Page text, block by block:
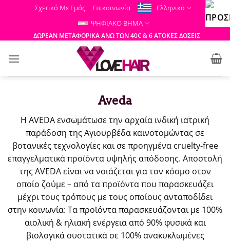
Μετάβαση
περιεχόμενο
Σχετικά Με Εμάς Επικοινωνία
Ελληνικά
ΨΗΦΙΑΚΟ ΒΗΜΑ
ΔΩΡΕΑΝ ΜΕΤΑΦΟΡΙΚΑ ΑΝΩ ΤΩΝ 40€ & 6 ΑΤΟΚΕΣ ΔΟΣΕΙΣ
Aveda
Η AVEDA ενσωμάτωσε την αρχαία ινδική ιατρική
παράδοση της Αγιουρβέδα καινοτομώντας σε
βοτανικές τεχνολογίες και σε προηγμένα cruelty-free
επαγγελματικά προϊόντα υψηλής απόδοσης. Αποστολή
της AVEDA είναι να νοιάζεται για τον κόσμο στον
οποίο ζούμε – από τα προϊόντα που παρασκευάζει
μέχρι τους τρόπους με τους οποίους ανταποδίδει
στην κοινωνία: Τα προϊόντα παρασκευάζονται με 100%
αιολική & ηλιακή ενέργεια από 90% φυσικά και
βιολογικά συστατικά σε 100% ανακυκλωμένες